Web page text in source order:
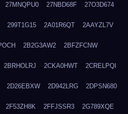
27MNQPU0 27NBD68F 27O3D674
299T1G15 2A01R6QT 2AAYZL7V
2B2G3AW2 2BFZFCNW
2BRHOLRJ 2CKA0HWT 2CRELPQI
2D26EBXW 2D942LRG 2DPSN680
2F53ZH8K 2FFJSSR3 2G789XQE